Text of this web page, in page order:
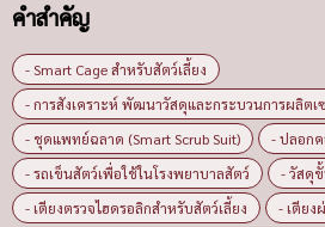
คำสำคัญ
- Smart Cage สำหรับสัตว์เลี้ยง
- การสังเคราะห์ พัฒนาวัสดุและกระบวนการผลิตเ
- ชุดแพทย์ฉลาด (Smart Scrub Suit)
- ปลอก
- รถเข็นสัตว์เพื่อใช้ในโรงพยาบาลสัตว์
- วัสดุ
- เตียงตรวจไฮดรอลิกสำหรับสัตว์เลี้ยง
- เตียง